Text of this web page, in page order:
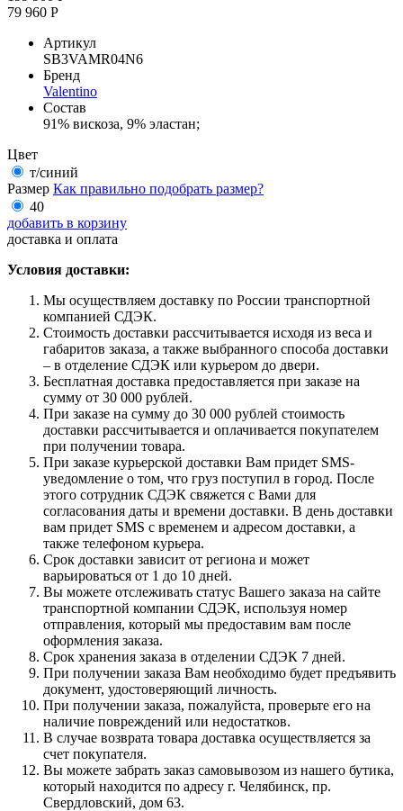
79 960 Р
Артикул
SB3VAMR04N6
Бренд
Valentino
Состав
91% вискоза, 9% эластан;
Цвет
т/синий
Размер Как правильно подобрать размер?
40
добавить в корзину
доставка и оплата
Условия доставки:
Мы осуществляем доставку по России транспортной
компанией СДЭК.
Стоимость доставки рассчитывается исходя из веса и
габаритов заказа, а также выбранного способа доставки
– в отделение СДЭК или курьером до двери.
Бесплатная доставка предоставляется при заказе на
сумму от 30 000 рублей.
При заказе на сумму до 30 000 рублей стоимость
доставки рассчитывается и оплачивается покупателем
при получении товара.
При заказе курьерской доставки Вам придет SMS-
уведомление о том, что груз поступил в город. После
этого сотрудник СДЭК свяжется с Вами для
согласования даты и времени доставки. В день доставки
вам придет SMS с временем и адресом доставки, а
также телефоном курьера.
Срок доставки зависит от региона и может
варьироваться от 1 до 10 дней.
Вы можете отслеживать статус Вашего заказа на сайте
транспортной компании СДЭК, используя номер
отправления, который мы предоставим вам после
оформления заказа.
Срок хранения заказа в отделении СДЭК 7 дней.
При получении заказа Вам необходимо будет предъявить
документ, удостоверяющий личность.
При получении заказа, пожалуйста, проверьте его на
наличие повреждений или недостатков.
В случае возврата товара доставка осуществляется за
счет покупателя.
Вы можете забрать заказ самовывозом из нашего бутика,
который находится по адресу г. Челябинск, пр.
Свердловский, дом 63.